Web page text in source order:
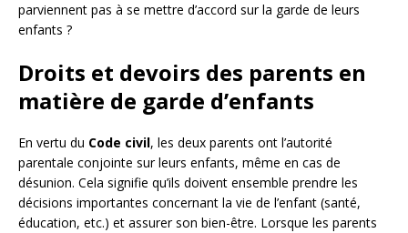
parviennent pas à se mettre d’accord sur la garde de leurs
enfants ?
Droits et devoirs des parents en
matière de garde d’enfants
En vertu du Code civil, les deux parents ont l’autorité
parentale conjointe sur leurs enfants, même en cas de
désunion. Cela signifie qu’ils doivent ensemble prendre les
décisions importantes concernant la vie de l’enfant (santé,
éducation, etc.) et assurer son bien-être. Lorsque les parents